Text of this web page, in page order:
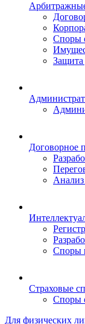
Споры
Защита
Договорное
Анализ
Споры
Страховые
Споры
Для физических